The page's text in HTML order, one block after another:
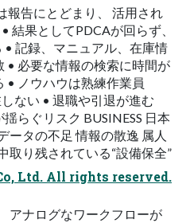
報告にとどまり、 活用され
結果としてPDCAが回らず、
記録、マニュアル、在庫情
• 必要な情報の検索に時間が
• ノウハウは熟練作業員
ない • 退職や引退が進む
らぐリスク BUSINESS 日本
ータの不足 情報の散逸 属人
取り残されている“設備保全”
Ltd. All rights reserved.
アナログなワークフローが